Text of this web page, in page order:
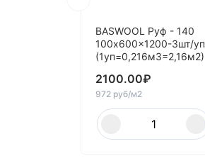
BASWOOL Руф - 140
100x600x1200-3шт/уп
(1уп=0,216м3=2,16м2)
2100.00₽
972 руб/м2